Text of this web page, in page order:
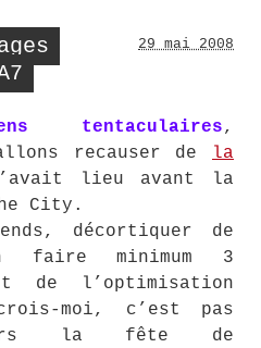
29 mai 2008
tentaculaires,
recauser de
la
lieu avant la
City.
décortiquer de
minimum 3
de l’optimisation
moi, c’est pas
la fête de